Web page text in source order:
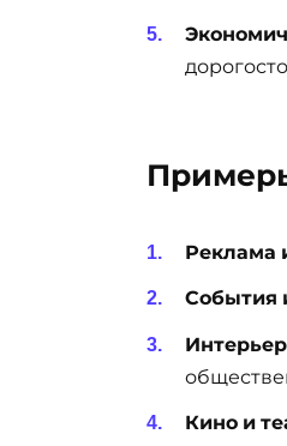
Реклама
События
Кино и